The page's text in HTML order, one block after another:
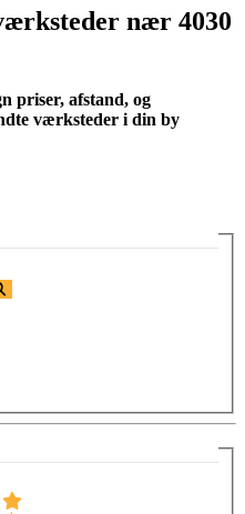
nær 4030
priser, afstand, og
værksteder i din by